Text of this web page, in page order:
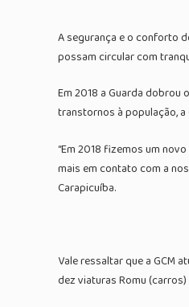
A segurança e o conforto
possam circular com
Em 2018 a Guarda dobrou
transtornos à população,
“Em 2018 fizemos um
mais em contato com a
Carapicuíba.
Vale ressaltar que a GCM
dez viaturas Romu